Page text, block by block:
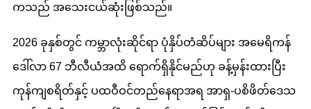
ကသည် အသေးငယ်ဆုံးဖြစ်သည်။
2026 ခုနှစ်တွင် ကမ္ဘာလုံးဆိုင်ရာ ပုံနှိပ်တံဆိပ်များ အမေရိကန်
ဒေါ်လာ 67 ဘီလီယံအထိ ရောက်ရှိနိုင်မည်ဟု ခန့်မှန်းထားပြီး
ကုန်ကျစရိတ်နှင့် ပထဝီဝင်တည်နေရာအရ အာရှ-ပစိဖိတ်ဒေသ